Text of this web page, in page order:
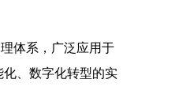
体系，广泛应用于
、数字化转型的实